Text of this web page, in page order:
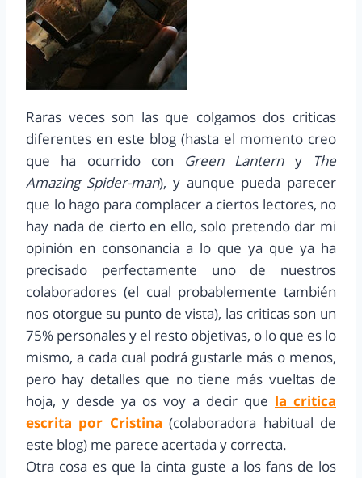
Raras veces son las que colgamos dos criticas
diferentes en este blog (hasta el momento creo
que ha ocurrido con Green Lanterny
The
Amazing Spider-man), y aunque pueda parecer
que lo hago para complacer a ciertos lectores, no
hay nada de cierto en ello, solo pretendo dar mi
opinión en consonancia a lo que ya que ya ha
precisado perfectamente uno de nuestros
colaboradores (el cual probablemente también
nos otorgue su punto de vista), las criticas son un
75% personales y el resto objetivas, o lo que es lo
mismo, a cada cual podrá gustarle más o menos,
pero hay detalles que no tiene más vueltas de
hoja, y desde ya os voy a decir que la critica
escrita por Cristina (colaboradora habitual de
este blog) me parece acertada y correcta.
Otra cosa es que la cinta guste a los fans de los